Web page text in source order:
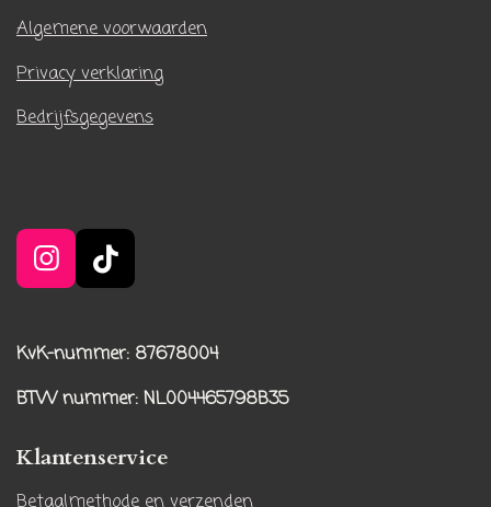
Algemene voorwaarden
Privacy verklaring
Bedrijfsgegevens
I
n
t
a
g
a
m
T
i
T
o
k
KvK-nummer: 87678004
BTW nummer: NL004465798B35
Klantenservice